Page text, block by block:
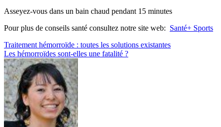
Asseyez-vous dans un bain chaud pendant 15 minutes
Pour plus de conseils santé consultez notre site web: Santé+ Sports
Navigation
de
l’article
Traitement hémorroïde : toutes les solutions existantes
Les hémorroïdes sont-elles une fatalité ?